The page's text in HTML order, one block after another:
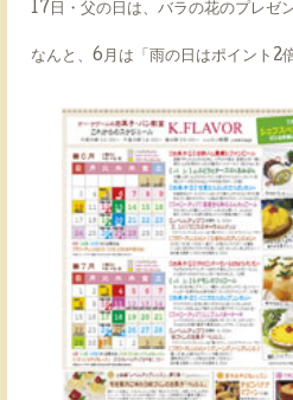
17日・父の日は、バラの花のプレゼ
なんと、6月は「雨の日はポイント2